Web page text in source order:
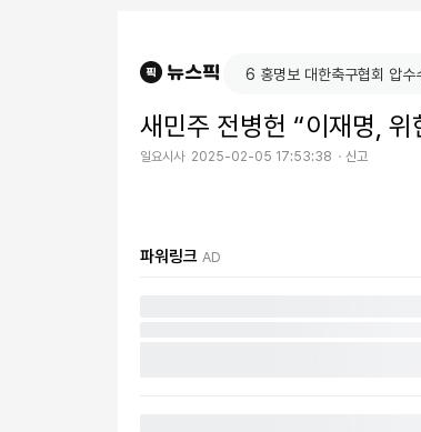
새민주 전병헌 “이재명,
일요시사 2025-02-05 17:53:38 신고
파워링크 AD